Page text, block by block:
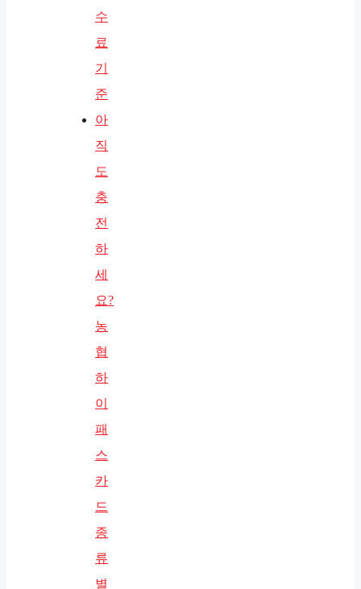
수
료
기
준
아
직
도
충
전
하
세
요?
농
협
하
이
패
스
카
드
종
류
별